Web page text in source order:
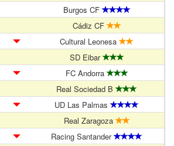
Burgos CF
Cádiz CF
Cultural Leonesa
SD Eibar
FC Andorra
Real Sociedad B
UD Las Palmas
Real Zaragoza
Racing Santander